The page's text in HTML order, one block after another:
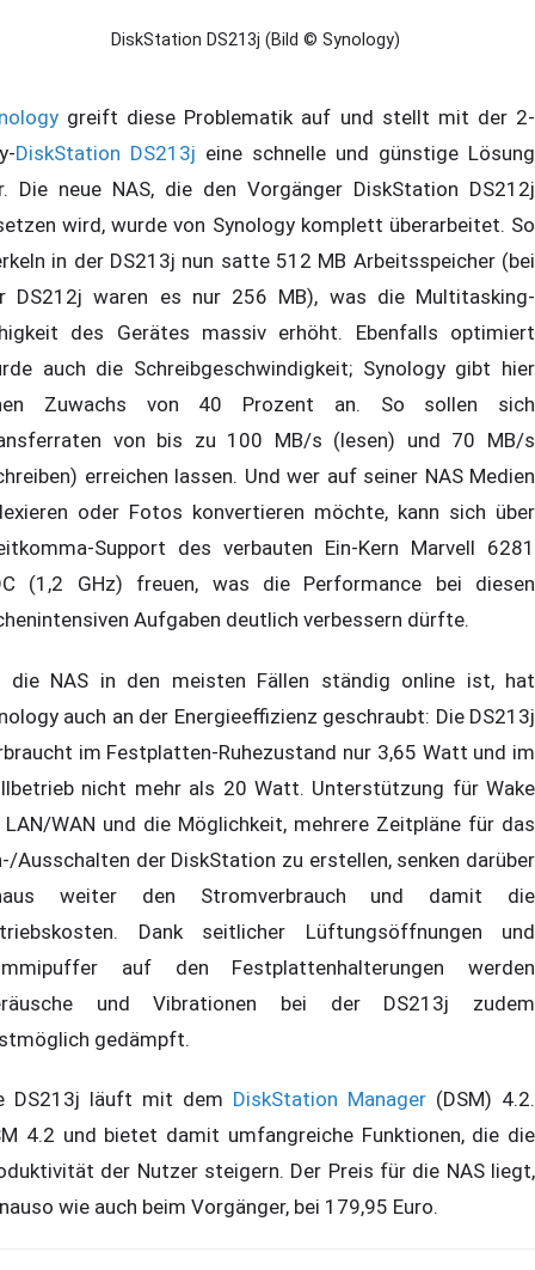
DiskStation DS213j (Bild © Synology)
greift diese Problematik auf und stellt mit der 2-
DiskStation DS213j eine schnelle und günstige Lösung
Die neue NAS, die den Vorgänger DiskStation DS212j
wird, wurde von Synology komplett überarbeitet. So
in der DS213j nun satte 512 MB Arbeitsspeicher (bei
DS212j waren es nur 256 MB), was die Multitasking-
des Gerätes massiv erhöht. Ebenfalls optimiert
auch die Schreibgeschwindigkeit; Synology gibt hier
Zuwachs von 40 Prozent an. So sollen sich
von bis zu 100 MB/s (lesen) und 70 MB/s
erreichen lassen. Und wer auf seiner NAS Medien
oder Fotos konvertieren möchte, kann sich über
Support des verbauten Ein-Kern Marvell 6281
(1,2 GHz) freuen, was die Performance bei diesen
Aufgaben deutlich verbessern dürfte.
die NAS in den meisten Fällen ständig online ist, hat
auch an der Energieeffizienz geschraubt: Die DS213j
im Festplatten-Ruhezustand nur 3,65 Watt und im
nicht mehr als 20 Watt. Unterstützung für Wake
LAN/WAN und die Möglichkeit, mehrere Zeitpläne für das
Ausschalten der DiskStation zu erstellen, senken darüber
weiter den Stromverbrauch und damit die
Dank seitlicher Lüftungsöffnungen und
auf den Festplattenhalterungen werden
und Vibrationen bei der DS213j zudem
gedämpft.
DS213j läuft mit dem DiskStation Manager (DSM) 4.2.
4.2 und bietet damit umfangreiche Funktionen, die die
der Nutzer steigern. Der Preis für die NAS liegt,
wie auch beim Vorgänger, bei 179,95 Euro.